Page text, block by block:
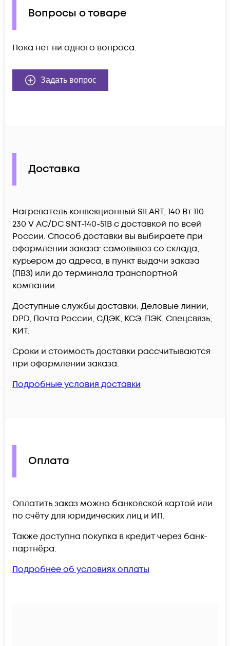
Вопросы о товаре
Пока нет ни одного вопроса.
Задать вопрос
Доставка
Нагреватель конвекционный SILART, 140 Вт 110-
230 V AC/DC SNT-140-51B c доставкой по всей
России. Способ доставки вы выбираете при
оформлении заказа: самовывоз со склада,
курьером до адреса, в пункт выдачи заказа
(ПВЗ) или до терминала транспортной
компании.
Доступные службы доставки: Деловые линии,
DPD, Почта России, СДЭК, КСЭ, ПЭК, Спецсвязь,
КИТ.
Сроки и стоимость доставки рассчитываются
при оформлении заказа.
Подробные условия доставки
Оплата
Оплатить заказ можно банковской картой или
по счёту для юридических лиц и ИП.
Также доступна покупка в кредит через банк-
партнёра.
Подробнее об условиях оплаты